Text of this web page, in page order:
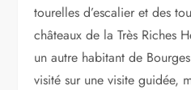
tourelles d’escalier et des
châteaux de la Très Riches
un autre habitant de
visité sur une visite guidée,